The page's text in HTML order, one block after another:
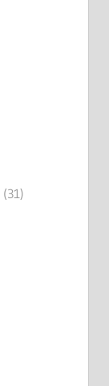
(31)